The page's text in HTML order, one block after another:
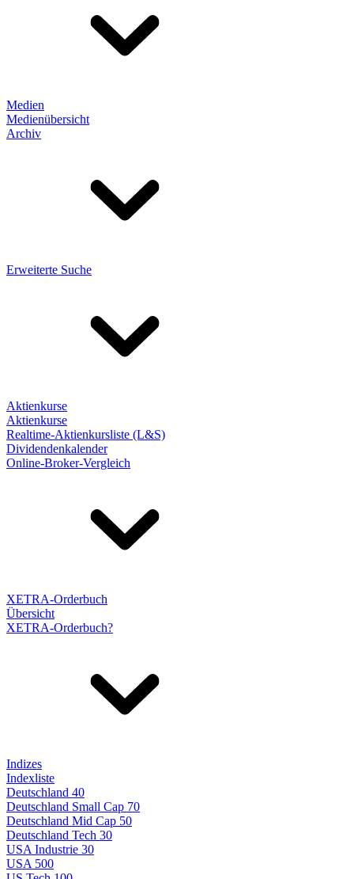
Medien
Medienübersicht
Archiv
Erweiterte Suche
Aktienkurse
Aktienkurse
Realtime-Aktienkursliste (L&S)
Dividendenkalender
Online-Broker-Vergleich
XETRA-Orderbuch
Übersicht
XETRA-Orderbuch?
Indizes
Indexliste
Deutschland 40
Deutschland Small Cap 70
Deutschland Mid Cap 50
Deutschland Tech 30
USA Industrie 30
USA 500